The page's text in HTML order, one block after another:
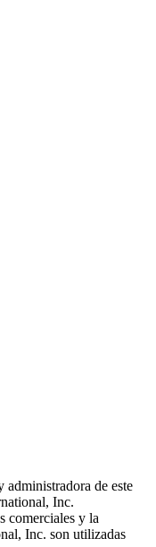
administradora de este
Inc.
comerciales y la
Inc. son utilizadas